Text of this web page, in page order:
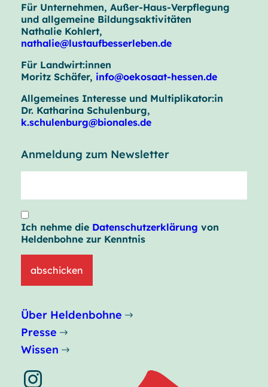
Für Unternehmen, Außer-Haus-Verpflegung
und allgemeine Bildungsaktivitäten
Nathalie Kohlert,
nathalie@lustaufbesserleben.de
Für Landwirt:innen
Moritz Schäfer, info@oekosaat-hessen.de
Allgemeines Interesse und Multiplikator:in
Dr. Katharina Schulenburg,
k.schulenburg@bionales.de
Anmeldung zum Newsletter
Ich nehme die Datenschutzerklärung von
Heldenbohne zur Kenntnis
abschicken
Über Heldenbohne
Presse
Wissen
Instagram